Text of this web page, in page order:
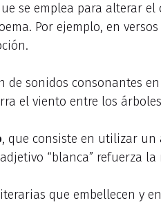
se emplea para alterar
Por ejemplo, en
de sonidos consonantes
el viento entre los
, que consiste en utilizar
“blanca” refuerza
que embellecen y